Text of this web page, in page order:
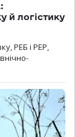
й логістику
РЕБ і РЕР,